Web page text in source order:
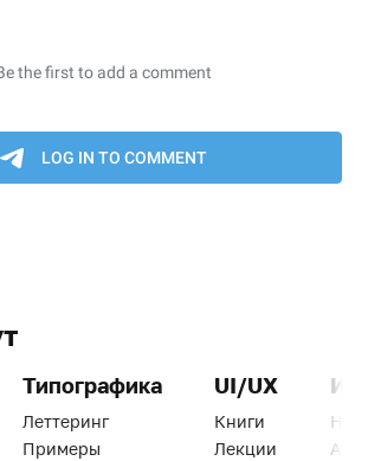
Типографика
Леттеринг
Примеры
UI/UX
Книги
Лекции